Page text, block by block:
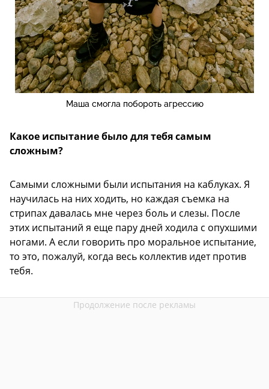
Маша смогла побороть агрессию
Какое испытание было для тебя самым
сложным?
Самыми сложными были испытания на каблуках. Я
научилась на них ходить, но каждая съемка на
стрипах давалась мне через боль и слезы. После
этих испытаний я еще пару дней ходила с опухшими
ногами. А если говорить про моральное испытание,
то это, пожалуй, когда весь коллектив идет против
тебя.